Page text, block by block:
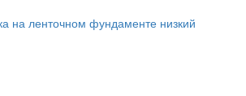
на ленточном фундаменте низкий